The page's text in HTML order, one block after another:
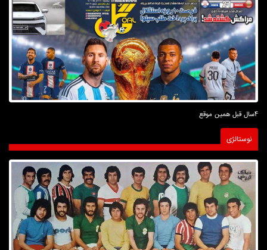
4سال قبل همین موقع
نوستالژی